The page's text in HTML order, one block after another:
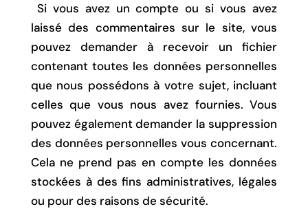
Si vous avez un compte ou si vous avez
laissé des commentaires sur le site, vous
pouvez demander à recevoir un fichier
contenant toutes les données personnelles
que nous possédons à votre sujet, incluant
celles que vous nous avez fournies. Vous
pouvez également demander la suppression
des données personnelles vous concernant.
Cela ne prend pas en compte les données
stockées à des fins administratives, légales
ou pour des raisons de sécurité.